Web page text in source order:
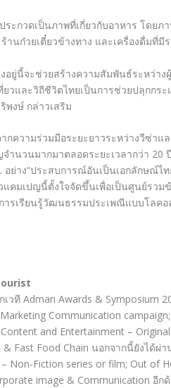
ะกวดเป็นภาพที่เกี่ยวกับอาหาร โดยภ
นก๋วยเตี๋ยวข้างทาง และเครื่องดื่มที่มี
ยู่นี้จะช่วยสร้างความสัมพันธ์ระหว่าง
วและวิถีชีวิตไทยเป็นการช่วยปลุกกร
พงษ์ กล่าวเสริม
ความร่วมมือระยะยาวระหว่างวีซ่าแล
ำนวนมากมาตลอดระยะเวลากว่า
ย่าง“ประสบการณ์อันเป็นเอกลักษณ์ไ
แคมเปญนี้ตั้งใจจัดขึ้นเพื่อเป็นศูนย์รว
ารเรียนรู้วัฒนธรรมประเพณีแบบโลค
ที Adman Awards & Symposium
Communication
and Entertainment –
Fast Food Chain นอกจากนี้ยังได้ผ่
Non-Fiction series or film; Out of
image & Communication อีก